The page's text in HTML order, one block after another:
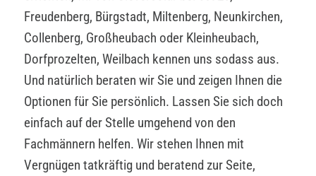
Freudenberg, Bürgstadt, Miltenberg, Neunkirchen,
Collenberg, Großheubach oder Kleinheubach,
Dorfprozelten, Weilbach kennen uns sodass aus.
Und natürlich beraten wir Sie und zeigen Ihnen die
Optionen für Sie persönlich. Lassen Sie sich doch
einfach auf der Stelle umgehend von den
Fachmännern helfen. Wir stehen Ihnen mit
Vergnügen tatkräftig und beratend zur Seite,